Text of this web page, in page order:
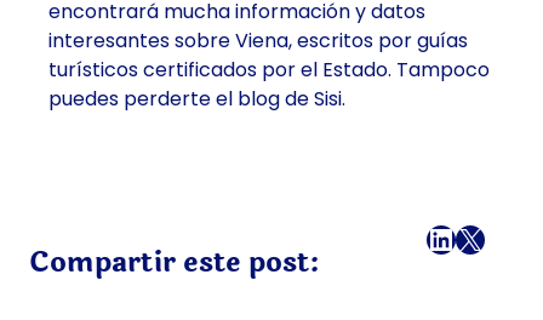
encontrará mucha información y datos
interesantes sobre Viena, escritos por guías
turísticos certificados por el Estado. Tampoco
puedes perderte el blog de Sisi.
Compartir este post:
Facebook
LinkedIn
X